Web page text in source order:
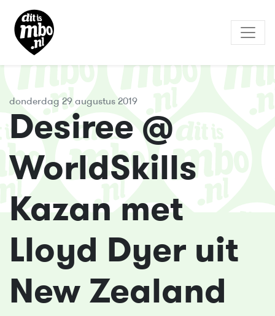
donderdag 29 augustus 2019
Desiree @
WorldSkills
Kazan met
Lloyd Dyer uit
New Zealand